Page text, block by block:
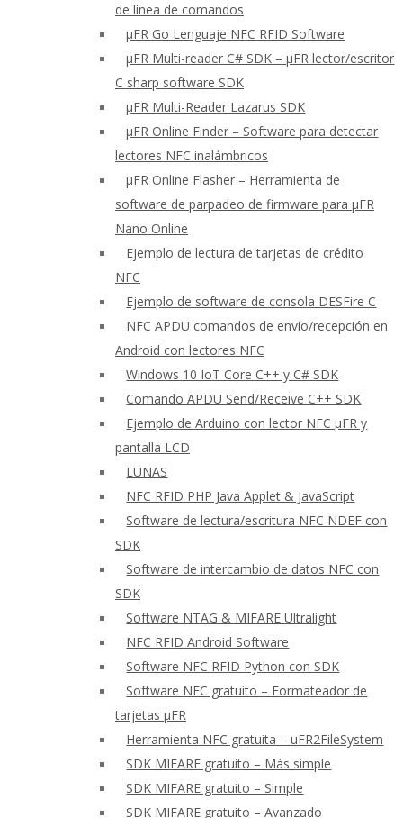
de línea de comandos
μFR Go Lenguaje NFC RFID Software
μFR Multi-reader C# SDK – μFR lector/escritor
C sharp software SDK
μFR Multi-Reader Lazarus SDK
μFR Online Finder – Software para detectar
lectores NFC inalámbricos
μFR Online Flasher – Herramienta de
software de parpadeo de firmware para μFR
Nano Online
Ejemplo de lectura de tarjetas de crédito
NFC
Ejemplo de software de consola DESFire C
NFC APDU comandos de envío/recepción en
Android con lectores NFC
Windows 10 IoT Core C++ y C# SDK
Comando APDU Send/Receive C++ SDK
Ejemplo de Arduino con lector NFC μFR y
pantalla LCD
LUNAS
NFC RFID PHP Java Applet & JavaScript
Software de lectura/escritura NFC NDEF con
SDK
Software de intercambio de datos NFC con
SDK
Software NTAG & MIFARE Ultralight
NFC RFID Android Software
Software NFC RFID Python con SDK
Software NFC gratuito – Formateador de
tarjetas μFR
Herramienta NFC gratuita – uFR2FileSystem
SDK MIFARE gratuito – Más simple
SDK MIFARE gratuito – Simple
SDK MIFARE gratuito – Avanzado